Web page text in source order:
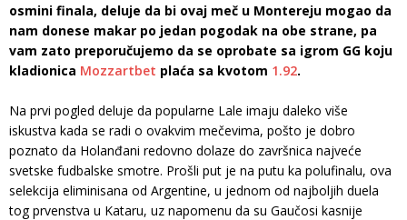
osmini finala, deluje da bi ovaj meč u Montereju mogao da
nam donese makar po jedan pogodak na obe strane, pa
vam zato preporučujemo da se oprobate sa igrom GG koju
kladionica Mozzartbet plaća sa kvotom 1.92.
Na prvi pogled deluje da popularne Lale imaju daleko više
iskustva kada se radi o ovakvim mečevima, pošto je dobro
poznato da Holanđani redovno dolaze do završnica najveće
svetske fudbalske smotre. Prošli put je na putu ka polufinalu, ova
selekcija eliminisana od Argentine, u jednom od najboljih duela
tog prvenstva u Kataru, uz napomenu da su Gaučosi kasnije